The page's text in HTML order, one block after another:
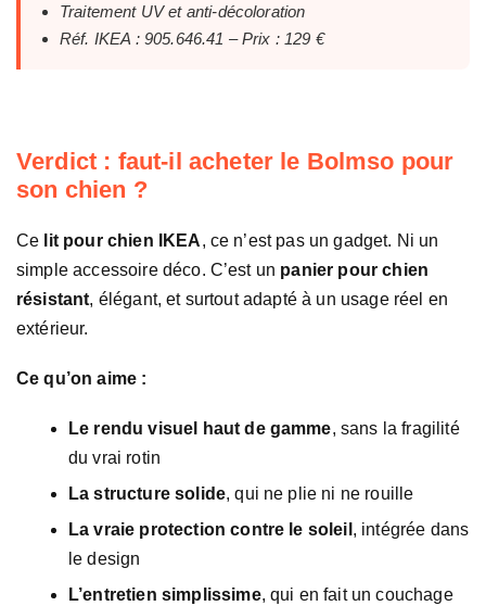
Traitement UV et anti-décoloration
Réf. IKEA : 905.646.41 – Prix : 129 €
Verdict : faut-il acheter le Bolmso pour
son chien ?
Ce lit pour chien IKEA, ce n’est pas un gadget. Ni un
simple accessoire déco. C’est un panier pour chien
résistant, élégant, et surtout adapté à un usage réel en
extérieur.
Ce qu’on aime :
Le rendu visuel haut de gamme, sans la fragilité
du vrai rotin
La structure solide, qui ne plie ni ne rouille
La vraie protection contre le soleil , intégrée dans
le design
L’entretien simplissime, qui en fait un couchage